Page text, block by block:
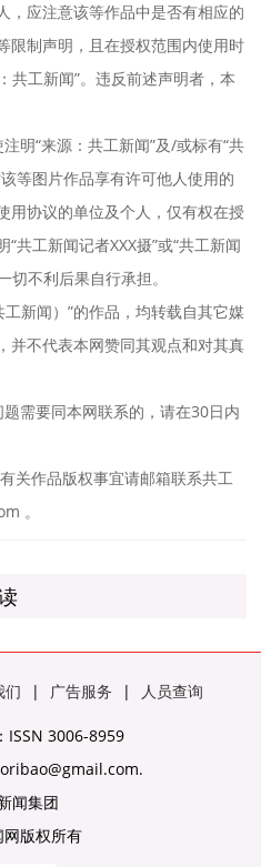
，应注意该等作品中是否有相应的
限制声明，且在授权范围内使用时
共工新闻”。违反前述声明者，本
明“来源：共工新闻”及/或标有“共
等图片作品享有许可他人使用的
用协议的单位及个人，仅有权在授
共工新闻记者XXX摄”或“共工新闻
切不利后果自行承担。
新闻）”的作品，均转载自其它媒
并不代表本网赞同其观点和对其真
需要同本网联系的，请在30日内
关作品版权事宜请邮箱联系共工
。
们 | 广告服务 | 人员查询
ISSN 3006-8959
闻集团
版权所有